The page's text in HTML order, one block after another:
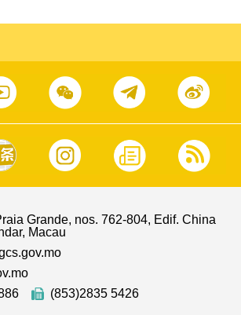
Grande, nos. 762-804, Edif. China
Macau
(853)2835 5426